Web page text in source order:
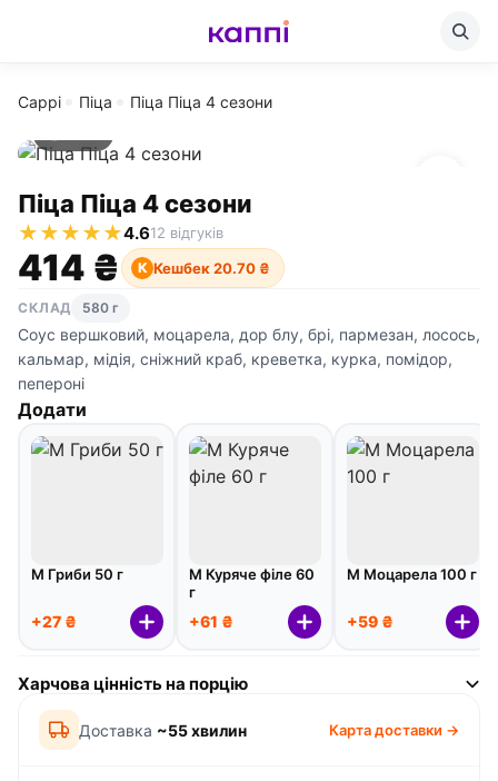
Cappi Піца Піца Піца 4 сезони
Піца Піца 4 сезони
★★★★★4.612 відгуків
414 ₴ К Кешбек 20.70 ₴
СКЛАД 580 г
Соус вершковий, моцарела, дор блу, брі, пармезан, лосось,
кальмар, мідія, сніжний краб, креветка, курка, помідор,
пепероні
Додати
М Гриби 50 г
+27 ₴
М Куряче філе 60
г
+61 ₴
М Моцарела 100 г
+59 ₴
Харчова цінність на порцію
Доставка ~55 хвилин Карта доставки →